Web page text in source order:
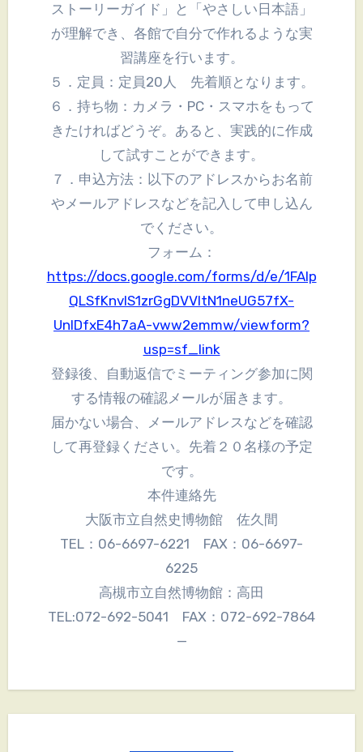
ストーリーガイド」と「やさしい日本語」
が理解でき、各館で自分で作れるような実
習講座を行います。
５．定員：定員20人 先着順となります。
６．持ち物：カメラ・PC・スマホをもって
きたければどうぞ。あると、実践的に作成
して試すことができます。
７．申込方法：以下のアドレスからお名前
やメールアドレスなどを記入して申し込ん
でください。
フォーム：
https://docs.google.com/forms/d/e/1FAIp
QLSfKnvIS1zrGgDVVltN1neUG57fX-
UnIDfxE4h7aA-vww2emmw/viewform?
usp=sf_link
登録後、自動返信でミーティング参加に関
する情報の確認メールが届きます。
届かない場合、メールアドレスなどを確認
して再登録ください。先着２０名様の予定
です。
本件連絡先
大阪市立自然史博物館 佐久間
TEL：06-6697-6221 FAX：06-6697-
6225
高槻市立自然博物館：高田
TEL:072-692-5041 FAX：072-692-7864
—